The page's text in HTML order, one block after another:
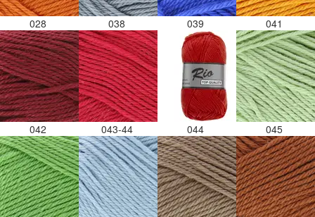
028 038 039 041
042 043-44 044 045